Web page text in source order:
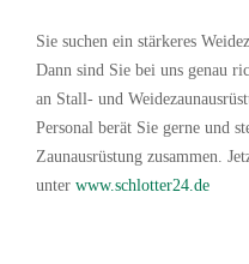
Sie suchen ein stärkeres
Dann sind Sie bei uns genau
an Stall- und
Personal berät Sie gerne und
Zaunausrüstung zusammen.
unter www.schlotter24.de